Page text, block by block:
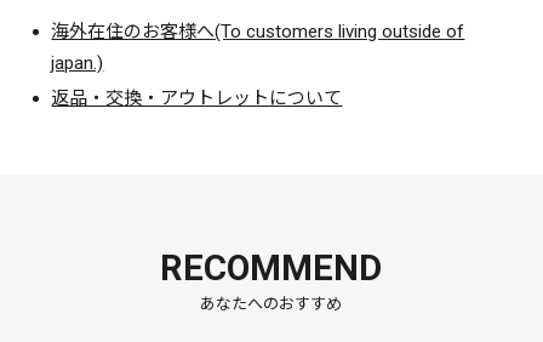
海外在住のお客様へ(To customers living outside of
japan.)
返品・交換・アウトレットについて
RECOMMEND
あなたへのおすすめ